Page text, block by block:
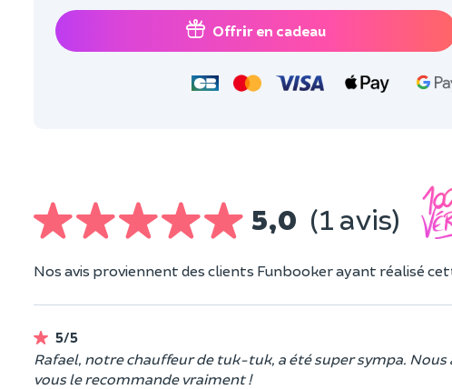
Offrir en cadeau
5,0 (1 avis)
Nos avis proviennent des clients Funbooker ayant réalisé
5/5
Rafael, notre chauffeur de tuk-tuk, a été super sympa. Nous
vous le recommande vraiment !